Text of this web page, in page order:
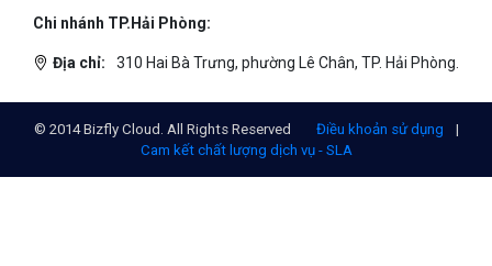
Chi nhánh TP.Hải Phòng:
Địa chỉ: 310 Hai Bà Trưng, phường Lê Chân, TP. Hải Phòng.
© 2014 Bizfly Cloud. All Rights Reserved Điều khoản sử dụng
|
Cam kết chất lượng dịch vụ - SLA